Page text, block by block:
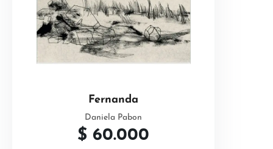
Fernanda
Daniela Pabon
$ 60.000